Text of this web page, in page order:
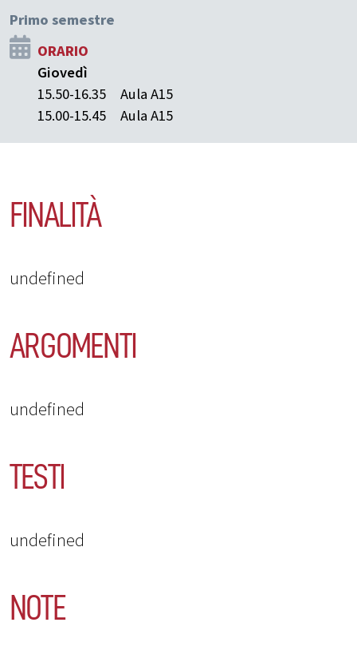
Primo semestre
ORARIO
Giovedì
15.50-16.35
Aula A15
15.00-15.45
Aula A15
FINALITÀ
undefined
ARGOMENTI
undefined
TESTI
undefined
NOTE